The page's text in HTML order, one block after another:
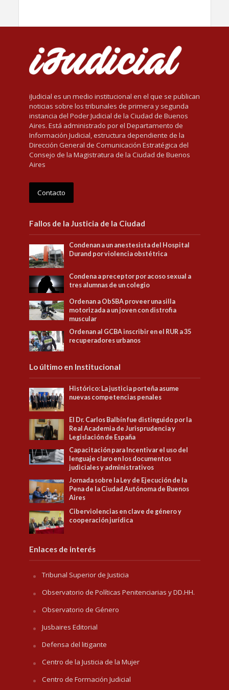
iJudicial es un medio institucional en el que se publican
noticias sobre los tribunales de primera y segunda
instancia del Poder Judicial de la Ciudad de Buenos
Aires. Está administrado por el Departamento de
Información Judicial, estructura dependiente de la
Dirección General de Comunicación Estratégica del
Consejo de la Magistratura de la Ciudad de Buenos
Aires
Contacto
Fallos de la Justicia de la Ciudad
Condenan a un anestesista del Hospital
Durand por violencia obstétrica
Condena a preceptor por acoso sexual a
tres alumnas de un colegio
Ordenan a ObSBA proveer una silla
motorizada a un joven con distrofia
muscular
Ordenan al GCBA inscribir en el RUR a 35
recuperadores urbanos
Lo último en Institucional
Histórico: La justicia porteña asume
nuevas competencias penales
El Dr. Carlos Balbín fue distinguido por la
Real Academia de Jurisprudencia y
Legislación de España
Capacitación para Incentivar el uso del
lenguaje claro en los documentos
judiciales y administrativos
Jornada sobre la Ley de Ejecución de la
Pena de la Ciudad Autónoma de Buenos
Aires
Ciberviolencias en clave de género y
cooperación jurídica
Enlaces de interés
Tribunal Superior de Justicia
Observatorio de Políticas Penitenciarias y DD.HH.
Observatorio de Género
Jusbaires Editorial
Defensa del litigante
Centro de la Justicia de la Mujer
Centro de Formación Judicial